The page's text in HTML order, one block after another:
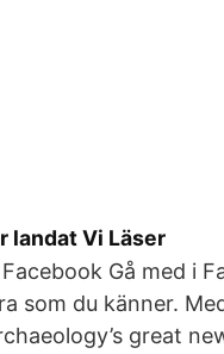
landat Vi Läser
Gå med i
som du känner.
great